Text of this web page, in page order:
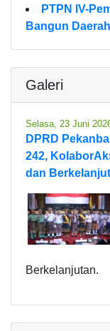
PTPN IV-
Bangun Daerah
Galeri
Selasa, 23 Juni
DPRD
242,
dan
Berkelanjutan.